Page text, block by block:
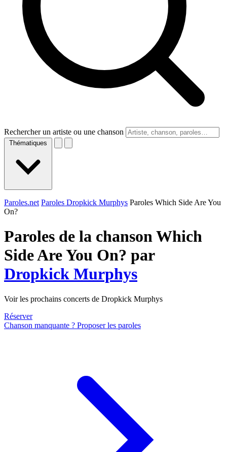
Rechercher un artiste ou une chanson
Thématiques
Paroles.net Paroles Dropkick Murphys Paroles Which Side Are You
On?
Paroles de la chanson Which
Side Are You On? par
Dropkick Murphys
Voir les prochains concerts de Dropkick Murphys
Réserver
Chanson manquante ? Proposer les paroles